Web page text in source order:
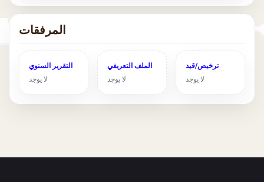
المرفقات
ترخيص/قيد
لا يوجد
الملف التعريفي
لا يوجد
التقرير السنوي
لا يوجد